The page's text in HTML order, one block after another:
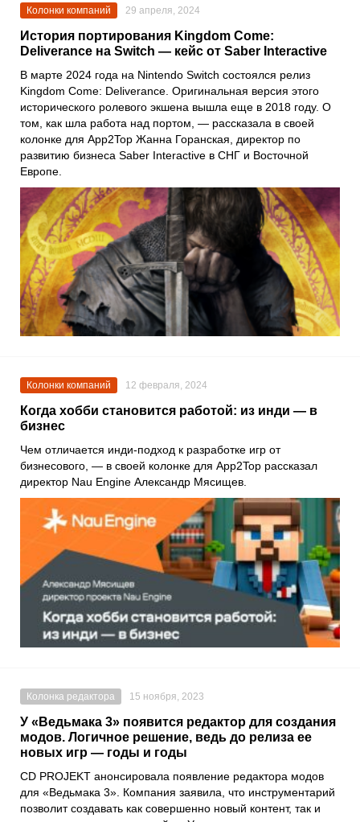
Колонки компаний 29 апреля, 2024
История портирования Kingdom Come:
Deliverance на Switch — кейс от Saber Interactive
В марте 2024 года на Nintendo Switch состоялся релиз
Kingdom Come: Deliverance. Оригинальная версия этого
исторического ролевого экшена вышла еще в 2018 году. О
том, как шла работа над портом, — рассказала в своей
колонке для App2Top Жанна Горанская, директор по
развитию бизнеса Saber Interactive в СНГ и Восточной
Европе.
Колонки компаний 12 февраля, 2024
Когда хобби становится работой: из инди — в
бизнес
Чем отличается инди-подход к разработке игр от
бизнесового, — в своей колонке для App2Top рассказал
директор Nau Engine Александр Мясищев.
Колонка редактора 15 ноября, 2023
У «Ведьмака 3» появится редактор для создания
модов. Логичное решение, ведь до релиза ее
новых игр — годы и годы
CD PROJEKT анонсировала появление редактора модов
для «Ведьмака 3». Компания заявила, что инструментарий
позволит создавать как совершенно новый контент, так и